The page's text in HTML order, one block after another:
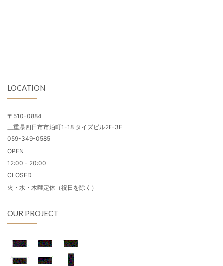
LOCATION
〒510-0884
三重県四日市市泊町1-18 タイズビル2F-3F
059-349-0585
OPEN
12:00 - 20:00
CLOSED
火・水・木曜定休（祝日を除く）
OUR PROJECT